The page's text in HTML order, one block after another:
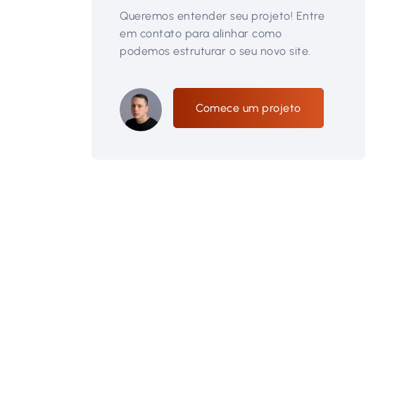
Queremos entender seu projeto! Entre
em contato para alinhar como
podemos estruturar o seu novo site.
Comece um projeto